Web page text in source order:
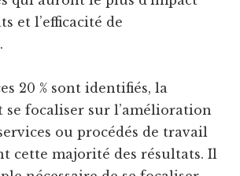
et l’efficacité de
20 % sont identifiés, la
focaliser sur l’amélioration
ou procédés de travail
cette majorité des résultats. Il